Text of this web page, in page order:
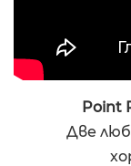
Point
Две